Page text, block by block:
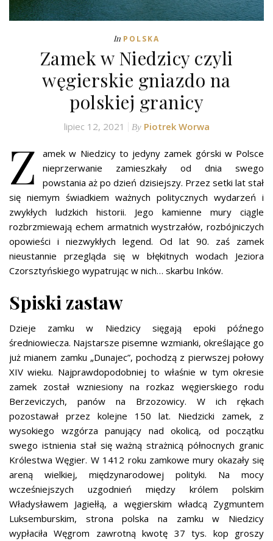
In POLSKA
Zamek w Niedzicy czyli
węgierskie gniazdo na
polskiej granicy
lipiec 12, 2021 By Piotrek Worwa
Z
amek w Niedzicy to jedyny zamek górski w Polsce
nieprzerwanie zamieszkały od dnia swego
powstania aż po dzień dzisiejszy. Przez setki lat stał
się niemym świadkiem ważnych politycznych wydarzeń i
zwykłych ludzkich historii. Jego kamienne mury ciągle
rozbrzmiewają echem armatnich wystrzałów, rozbójniczych
opowieści i niezwykłych legend. Od lat 90. zaś zamek
nieustannie przegląda się w błękitnych wodach Jeziora
Czorsztyńskiego wypatrując w nich… skarbu Inków.
Spiski zastaw
Dzieje zamku w Niedzicy sięgają epoki późnego
średniowiecza. Najstarsze pisemne wzmianki, określające go
już mianem zamku „Dunajec”, pochodzą z pierwszej połowy
XIV wieku. Najprawdopodobniej to właśnie w tym okresie
zamek został wzniesiony na rozkaz węgierskiego rodu
Berzeviczych, panów na Brzozowicy. W ich rękach
pozostawał przez kolejne 150 lat. Niedzicki zamek, z
wysokiego wzgórza panujący nad okolicą, od początku
swego istnienia stał się ważną strażnicą północnych granic
Królestwa Węgier. W 1412 roku zamkowe mury okazały się
areną wielkiej, międzynarodowej polityki. Na mocy
wcześniejszych uzgodnień między królem polskim
Władysławem Jagiełłą, a węgierskim władcą Zygmuntem
Luksemburskim, strona polska na zamku w Niedzicy
wypłaciła Węgrom zawrotną kwotę 37 tys. kop groszy